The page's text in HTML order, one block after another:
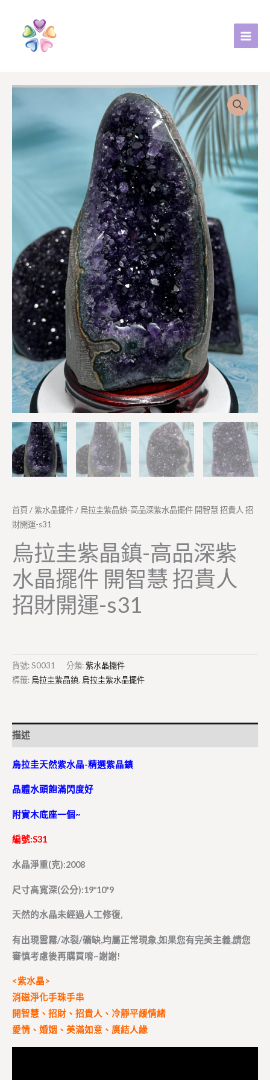
首頁/紫水晶擺件/ 烏拉圭紫晶鎮-高品深紫水晶擺件 開智慧 招貴人 招
財開運-s31
烏拉圭紫晶鎮-高品深紫
水晶擺件 開智慧 招貴人
招財開運-s31
貨號:S0031 分類:紫水晶擺件
標籤: 烏拉圭紫晶鎮, 烏拉圭紫水晶擺件
描述
烏拉圭天然紫水晶-精選紫晶鎮
晶體水頭飽滿閃度好
附實木底座一個~
編號:S31
水晶淨重(克):2008
尺寸高寬深(公分):19*10*9
天然的水晶未經過人工修復,
有出現雲霧/冰裂/礦缺,均屬正常現象,如果您有完美主義,請您
審慎考慮後再購買唷~謝謝!
<紫水晶>
消磁淨化手珠手串
開智慧、招財、招貴人、冷靜平緩情緒
愛情、婚姻、美滿如意、廣結人緣